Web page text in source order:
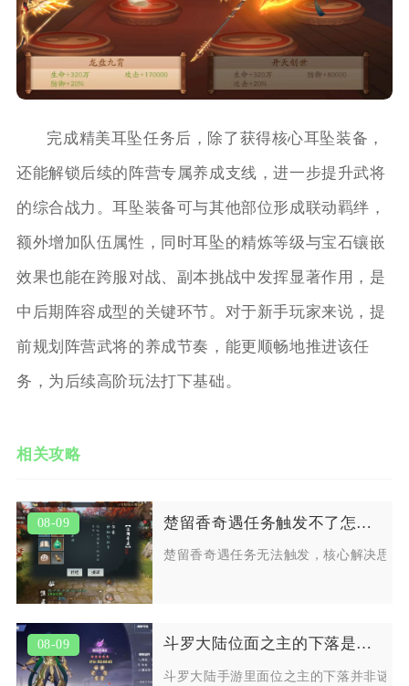
完成精美耳坠任务后，除了获得核心耳坠装备，
还能解锁后续的阵营专属养成支线，进一步提升武将
的综合战力。耳坠装备可与其他部位形成联动羁绊，
额外增加队伍属性，同时耳坠的精炼等级与宝石镶嵌
效果也能在跨服对战、副本挑战中发挥显著作用，是
中后期阵容成型的关键环节。对于新手玩家来说，提
前规划阵营武将的养成节奏，能更顺畅地推进该任
务，为后续高阶玩法打下基础。
相关攻略
08-09 楚留香奇遇任务触发不了怎么办有什么解决方法
楚留香奇遇任务无法触发，核心解决思
08-09 斗罗大陆位面之主的下落是一种谜吗
斗罗大陆手游里面位之主的下落并非谜